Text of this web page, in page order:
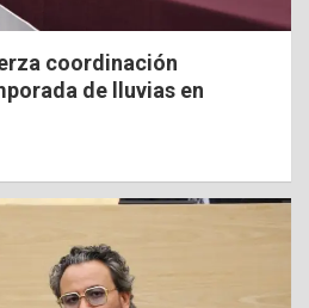
coordinación
de lluvias en